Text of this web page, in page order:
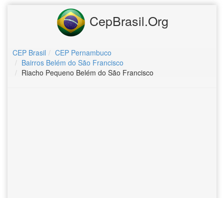
CepBrasil.Org
CEP Brasil
CEP Pernambuco
Bairros Belém do São Francisco
Riacho Pequeno Belém do São Francisco